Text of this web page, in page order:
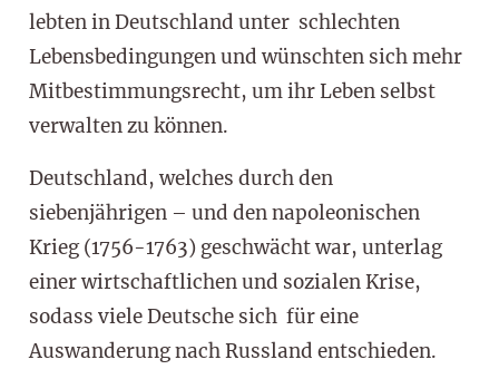
lebten in Deutschland unter schlechten
Lebensbedingungen und wünschten sich mehr
Mitbestimmungsrecht, um ihr Leben selbst
verwalten zu können.
Deutschland, welches durch den
siebenjährigen – und den napoleonischen
Krieg (1756-1763) geschwächt war, unterlag
einer wirtschaftlichen und sozialen Krise,
sodass viele Deutsche sich für eine
Auswanderung nach Russland entschieden.